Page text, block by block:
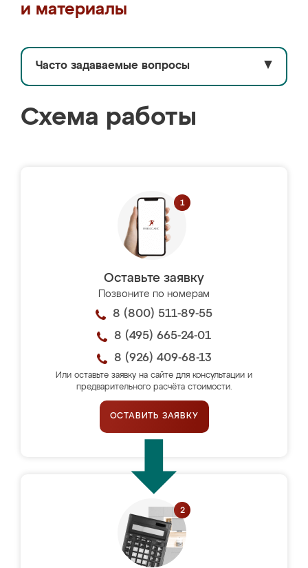
и материалы
Часто задаваемые вопросы ▼
Схема работы
Оставьте заявку
Позвоните по номерам
8 (800) 511-89-55
8 (495) 665-24-01
8 (926) 409-68-13
Или оставьте заявку на сайте для консультации и
предварительного расчёта стоимости.
ОСТАВИТЬ ЗАЯВКУ